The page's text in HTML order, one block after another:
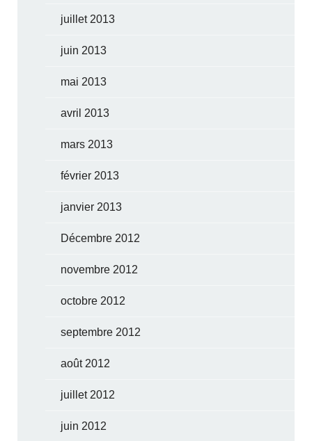
juillet 2013
juin 2013
mai 2013
avril 2013
mars 2013
février 2013
janvier 2013
Décembre 2012
novembre 2012
octobre 2012
septembre 2012
août 2012
juillet 2012
juin 2012